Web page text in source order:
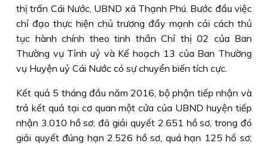
thị trấn Cái Nước, UBND xã Thạnh Phú. Bước đầu việc
chỉ đạo thực hiện chủ trương đẩy mạnh cải cách thủ
tục hành chính theo tinh thần Chỉ thị 02 của Ban
Thường vụ Tỉnh uỷ và Kế hoạch 13 của Ban Thường
vụ Huyện uỷ Cái Nước có sự chuyển biến tích cực.
Kết quả 5 tháng đầu năm 2016, bộ phận tiếp nhận và
trả kết quả tại cơ quan một cửa của UBND huyện tiếp
nhận 3.010 hồ sơ; đã giải quyết 2.651 hồ sơ, trong đó
giải quyết đúng hạn 2.526 hồ sơ, quá hạn 125 hồ sơ;